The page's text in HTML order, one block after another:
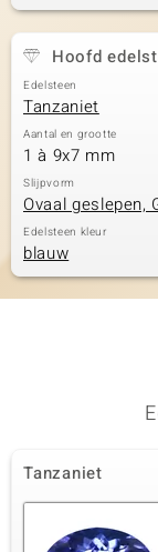
Hoofd
Edelsteen
Tanzaniet
Aantal en grootte
1 à 9x7 mm
Slijpvorm
Ovaal geslepen,
Edelsteen kleur
blauw
Tanzaniet